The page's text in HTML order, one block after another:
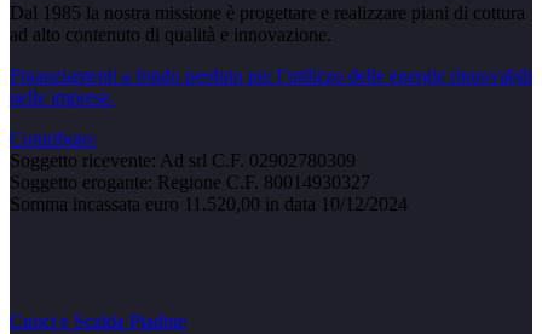
Dal 1985 la nostra missione è progettare e realizzare piani di cottura
ad alto contenuto di qualità e innovazione.
Finanziamenti a fondo perduto per l’utilizzo delle energie rinnovabili
nelle imprese.
Contributo:
Soggetto ricevente: Ad srl C.F. 02902780309
Soggetto erogante: Regione C.F. 80014930327
Somma incassata euro 11.520,00 in data 10/12/2024
Cuoci e Scalda Piadine